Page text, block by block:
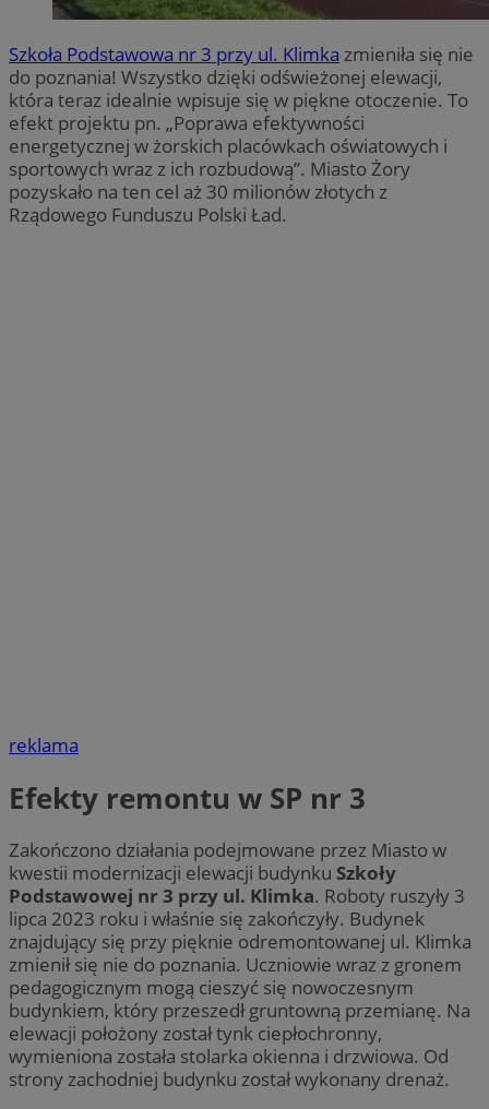
Szkoła Podstawowa nr 3 przy ul. Klimka zmieniła się nie
do poznania! Wszystko dzięki odświeżonej elewacji,
która teraz idealnie wpisuje się w piękne otoczenie. To
efekt projektu pn. „Poprawa efektywności
energetycznej w żorskich placówkach oświatowych i
sportowych wraz z ich rozbudową”. Miasto Żory
pozyskało na ten cel aż 30 milionów złotych z
Rządowego Funduszu Polski Ład.
reklama
Efekty remontu w SP nr 3
Zakończono działania podejmowane przez Miasto w
kwestii modernizacji elewacji budynku Szkoły
Podstawowej nr 3 przy ul. Klimka. Roboty ruszyły 3
lipca 2023 roku i właśnie się zakończyły. Budynek
znajdujący się przy pięknie odremontowanej ul. Klimka
zmienił się nie do poznania. Uczniowie wraz z gronem
pedagogicznym mogą cieszyć się nowoczesnym
budynkiem, który przeszedł gruntowną przemianę. Na
elewacji położony został tynk ciepłochronny,
wymieniona została stolarka okienna i drzwiowa. Od
strony zachodniej budynku został wykonany drenaż.